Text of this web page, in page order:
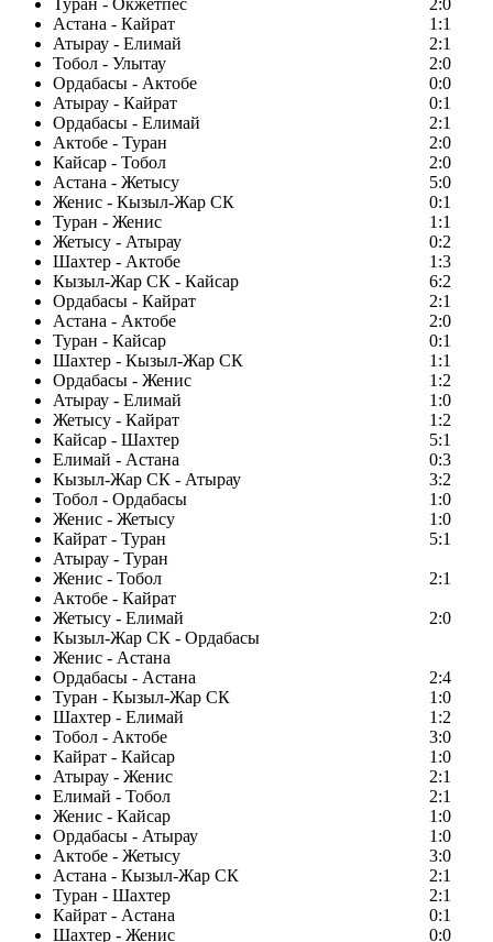
Туран - Окжетпес
2:0
Астана - Кайрат
1:1
Атырау - Елимай
2:1
Тобол - Улытау
2:0
Ордабасы - Актобе
0:0
Атырау - Кайрат
0:1
Ордабасы - Елимай
2:1
Актобе - Туран
2:0
Кайсар - Тобол
2:0
Астана - Жетысу
5:0
Женис - Кызыл-Жар СК
0:1
Туран - Женис
1:1
Жетысу - Атырау
0:2
Шахтер - Актобе
1:3
Кызыл-Жар СК - Кайсар
6:2
Ордабасы - Кайрат
2:1
Астана - Актобе
2:0
Туран - Кайсар
0:1
Шахтер - Кызыл-Жар СК
1:1
Ордабасы - Женис
1:2
Атырау - Елимай
1:0
Жетысу - Кайрат
1:2
Кайсар - Шахтер
5:1
Елимай - Астана
0:3
Кызыл-Жар СК - Атырау
3:2
Тобол - Ордабасы
1:0
Женис - Жетысу
1:0
Кайрат - Туран
5:1
Атырау - Туран
Женис - Тобол
2:1
Актобе - Кайрат
Жетысу - Елимай
2:0
Кызыл-Жар СК - Ордабасы
Женис - Астана
Ордабасы - Астана
2:4
Туран - Кызыл-Жар СК
1:0
Шахтер - Елимай
1:2
Тобол - Актобе
3:0
Кайрат - Кайсар
1:0
Атырау - Женис
2:1
Елимай - Тобол
2:1
Женис - Кайсар
1:0
Ордабасы - Атырау
1:0
Актобе - Жетысу
3:0
Астана - Кызыл-Жар СК
2:1
Туран - Шахтер
2:1
Кайрат - Астана
0:1
Шахтер - Женис
0:0